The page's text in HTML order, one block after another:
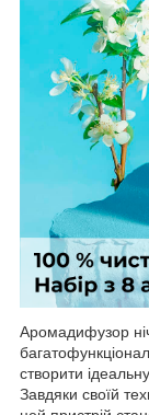
Аромадифузор
створити
Завдяки своїй